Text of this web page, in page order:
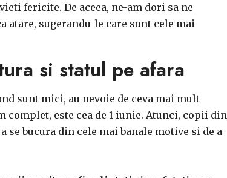
fericite. De aceea, ne-am dori sa ne
atare, sugerandu-le care sunt cele mai
si statul pe afara
sunt mici, au nevoie de ceva mai mult
complet, este cea de 1 iunie. Atunci, copii din
bucura din cele mai banale motive si de a